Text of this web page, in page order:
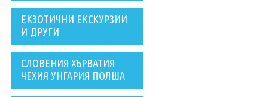
ЕКЗОТИЧНИ ЕКСКУРЗИИ
И ДРУГИ
СЛОВЕНИЯ ХЪРВАТИЯ
ЧЕХИЯ УНГАРИЯ ПОЛША